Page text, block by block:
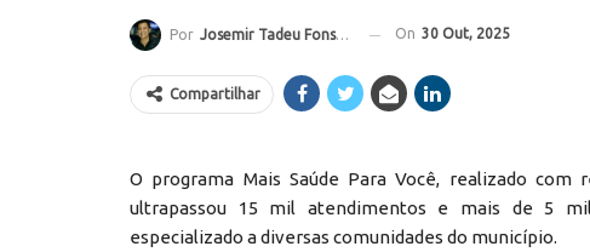
Por Josemir Tadeu Fonseca On 30 Out, 2025
Compartilhar
O programa Mais Saúde Para Você, realizado
ultrapassou 15 mil atendimentos e mais de 5
especializado a diversas comunidades do município.